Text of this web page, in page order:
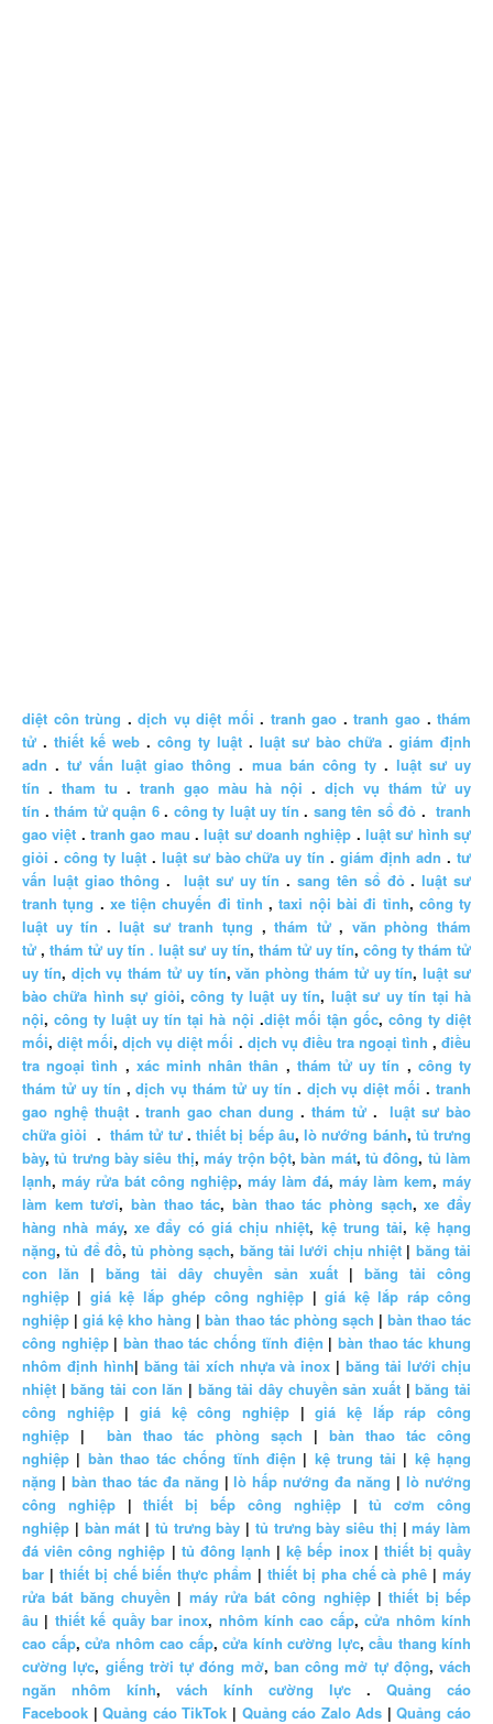
diệt côn trùng .dịch vụ diệt mối . tranh gao .tranh gao .thám
tử . thiết kế web . công ty luật . luật sư bào chữa . giám định
adn .tư vấn luật giao thông . mua bán công ty. luật sư uy
tín . tham tu . tranh gạo màu hà nội .dịch vụ thám tử uy
tín .thám tử quận 6. công ty luật uy tín . sang tên sổ đỏ .tranh
gao việt .tranh gao mau .luật sư doanh nghiệp .luật sư hình sự
giỏi . công ty luật. luật sư bào chữa uy tín .giám định adn .tư
vấn luật giao thông . luật sư uy tín .sang tên sổ đỏ.luật sư
tranh tụng . xe tiện chuyến đi tỉnh ,taxi nội bài đi tỉnh, công ty
luật uy tín .luật sư tranh tụng ,thám tử, văn phòng thám
tử ,thám tử uy tín . luật sư uy tín, thám tử uy tín, công ty thám tử
uy tín, dịch vụ thám tử uy tín,văn phòng thám tử uy tín,luật sư
bào chữa hình sự giỏi,công ty luật uy tín, luật sư uy tín tại hà
nội,công ty luật uy tín tại hà nội .diệt mối tận gốc, công ty diệt
mối,diệt mối,dịch vụ diệt mối . dịch vụ điều tra ngoại tình ,điều
tra ngoại tình , xác minh nhân thân , thám tử uy tín , công ty
thám tử uy tín ,dịch vụ thám tử uy tín . dịch vụ diệt mối .tranh
gao nghệ thuật.tranh gao chan dung . thám tử.luật sư bào
chữa giỏi .thám tử tư.thiết bị bếp âu,lò nướng bánh, tủ trưng
bày,tủ trưng bày siêu thị,máy trộn bột,bàn mát, tủ đông, tủ làm
lạnh, máy rửa bát công nghiệp, máy làm đá, máy làm kem, máy
làm kem tươi,bàn thao tác,bàn thao tác phòng sạch,xe đẩy
hàng nhà máy, xe đẩy có giá chịu nhiệt, kệ trung tải, kệ hạng
nặng,tủ để đồ,tủ phòng sạch, băng tải lưới chịu nhiệt| băng tải
con lăn | băng tải dây chuyền sản xuất | băng tải công
nghiệp | giá kệ lắp ghép công nghiệp |giá kệ lắp ráp công
nghiệp |giá kệ kho hàng |bàn thao tác phòng sạch | bàn thao tác
công nghiệp|bàn thao tác chống tĩnh điện | bàn thao tác khung
nhôm định hình| băng tải xích nhựa và inox |băng tải lưới chịu
nhiệt |băng tải con lăn | băng tải dây chuyền sản xuất |băng tải
công nghiệp|giá kệ công nghiệp |giá kệ lắp ráp công
nghiệp |bàn thao tác phòng sạch | bàn thao tác công
nghiệp | bàn thao tác chống tĩnh điện | kệ trung tải | kệ hạng
nặng | bàn thao tác đa năng |lò hấp nướng đa năng |lò nướng
công nghiệp|thiết bị bếp công nghiệp|tủ cơm công
nghiệp | bàn mát | tủ trưng bày | tủ trưng bày siêu thị |máy làm
đá viên công nghiệp | tủ đông lạnh |kệ bếp inox| thiết bị quầy
bar | thiết bị chế biến thực phẩm | thiết bị pha chế cà phê | máy
rửa bát băng chuyền | máy rửa bát công nghiệp|thiết bị bếp
âu | thiết kế quầy bar inox, nhôm kính cao cấp,cửa nhôm kính
cao cấp, cửa nhôm cao cấp, cửa kính cường lực, cầu thang kính
cường lực, giếng trời tự đóng mở, ban công mở tự động, vách
ngăn nhôm kính, vách kính cường lực . Quảng cáo
Facebook |Quảng cáo TikTok | Quảng cáo Zalo Ads |Quảng cáo